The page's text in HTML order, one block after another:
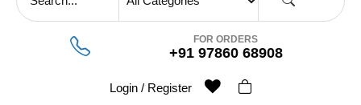
FOR ORDERS
+91 97860 68908
Login / Register